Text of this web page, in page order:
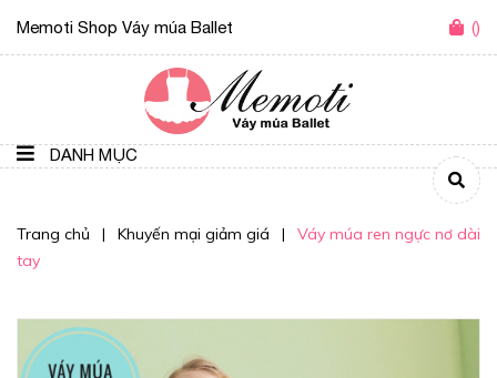
Memoti Shop Váy múa Ballet ()
DANH MỤC
Trang chủ | Khuyến mại giảm giá |
Váy múa ren ngực nơ dài
tay